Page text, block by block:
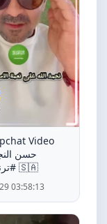
Video
#ترند_النجوع 🇸🇦
03:58:13